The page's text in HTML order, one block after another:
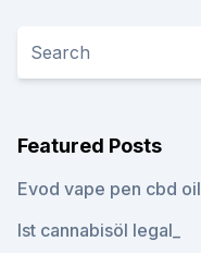
Featured Posts
Evod vape pen cbd oil
Ist cannabisöl legal_